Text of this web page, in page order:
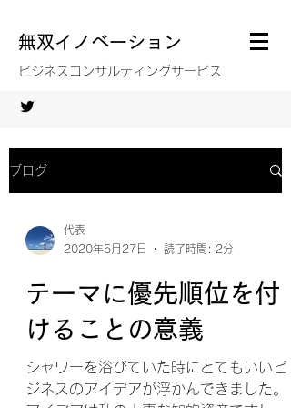
無双イノベーション
ビジネスコンサルティングサービス
ブログ
代表
2020年5月27日
読了時間: 2分
テーマに優先順位を付
けることの意義
シャワーを浴びていた時にとてもいいビ
ジネスのアイデアが浮かんできました。